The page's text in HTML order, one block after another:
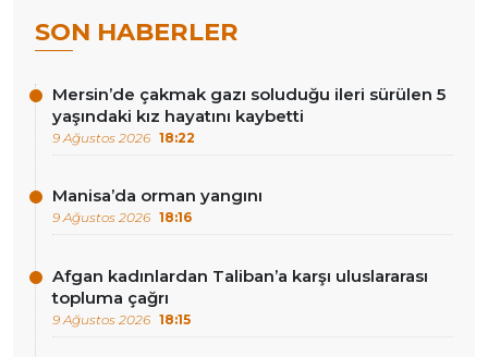
SON HABERLER
Mersin’de çakmak gazı soluduğu ileri sürülen 5
yaşındaki kız hayatını kaybetti
9 Ağustos 2026 18:22
Manisa’da orman yangını
9 Ağustos 2026 18:16
Afgan kadınlardan Taliban’a karşı uluslararası
topluma çağrı
9 Ağustos 2026 18:15